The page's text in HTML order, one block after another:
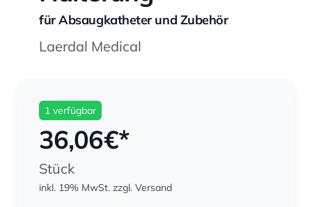
für Absaugkatheter und Zubehör
Laerdal Medical
1 verfügbar
36,06€*
Stück
inkl. 19% MwSt. zzgl. Versand